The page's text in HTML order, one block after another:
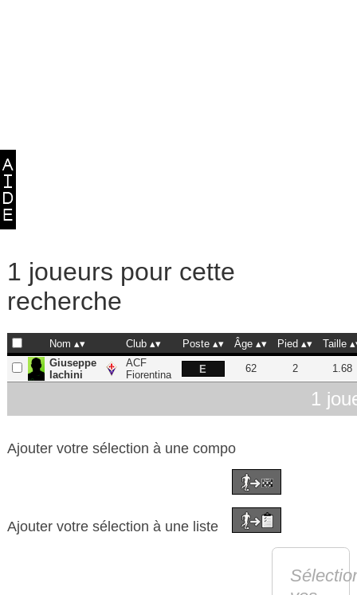
1 joueurs pour cette
recherche
Nom Club Poste Âge Pied
Taille
Giuseppe
Iachini
ACF
Fiorentina
E 62 2 1.68
1
Ajouter votre sélection à une compo
Ajouter votre sélection à une liste